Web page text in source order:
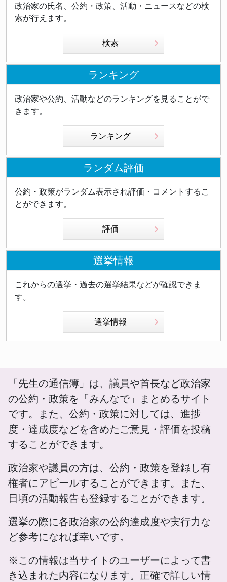
政治家の氏名、公約・政策、活動・ニュースなどの検
索が行えます。
検索
ランキング
政治家や公約、活動などのランキングを見ることがで
きます。
ランキング
ランダム評価
公約・政策がランダム表示され評価・コメントするこ
とができます。
評価
選挙情報
これからの選挙・過去の選挙結果などが確認できま
す。
選挙情報
「先生の通信簿」は、議員や首長など政治家
の公約・政策を「みんなで」まとめるサイト
です。また、公約・政策に対しては、進捗
度・達成度などを含めたご意見・評価を投稿
することができます。
政治家や議員の方は、公約・政策を登録し有
権者にアピールすることができます。また、
日頃の活動報告も登録することができます。
選挙の際に各政治家の公約達成度や実行力な
ど参考になれば幸いです。
※この情報は当サイトのユーザーによって書
き込まれた内容になります。正確で詳しい情